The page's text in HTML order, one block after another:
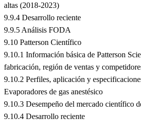
altas (2018-2023)
9.9.4 Desarrollo reciente
9.9.5 Análisis FODA
9.10 Patterson Científico
9.10.1 Información básica de Patterson
fabricación, región de ventas y
9.10.2 Perfiles, aplicación y
Evaporadores de gas anestésico
9.10.3 Desempeño del mercado científico
9.10.4 Desarrollo reciente